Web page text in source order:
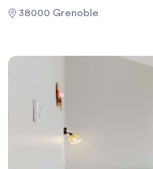
38000 Grenoble